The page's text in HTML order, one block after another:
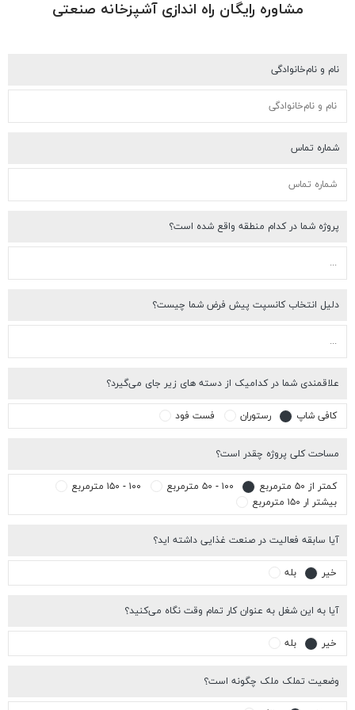
مشاوره رایگان راه اندازی آشپزخانه صنعتی
و نام‌خانوادگی
تماس
شما در کدام منطقه واقع شده است؟
انتخاب کانسپت پیش فرض شما چیست؟
شما در کدامیک از دسته های زیر جای می‌گیرد؟
شاپ رستوران فست فود
کلی پروژه چقدر است؟
از ۵۰ مترمربع ۱۰۰ - ۵۰ مترمربع
ار ۱۵۰ مترمربع
سابقه فعالیت در صنعت غذایی داشته اید؟
بله
به این شغل به عنوان کار تمام وقت نگاه می‌کنید؟
بله
تملک ملک چگونه است؟